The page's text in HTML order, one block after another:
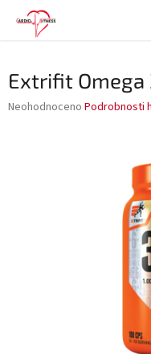
Extrifit
Průměrné
Neohodnoceno Podrobnosti